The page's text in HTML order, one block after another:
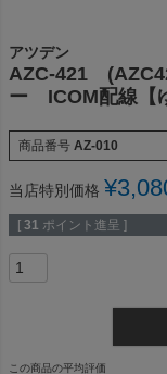
アツデン
AZC-421
ー ICOM配線【
商品番号 AZ-010
当店特別価格 ¥
[ 31 ポイント進呈 ]